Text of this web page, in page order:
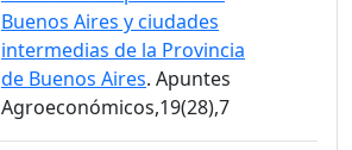
Buenos Aires y ciudades
intermedias de la Provincia
de Buenos Aires. Apuntes
Agroeconómicos,19(28),7